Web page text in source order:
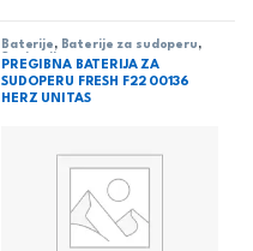
Baterije , Baterije za sudoperu ,
Sanitarija
PREGIBNA BATERIJA ZA
SUDOPERU FRESH F22 00136
HERZ UNITAS